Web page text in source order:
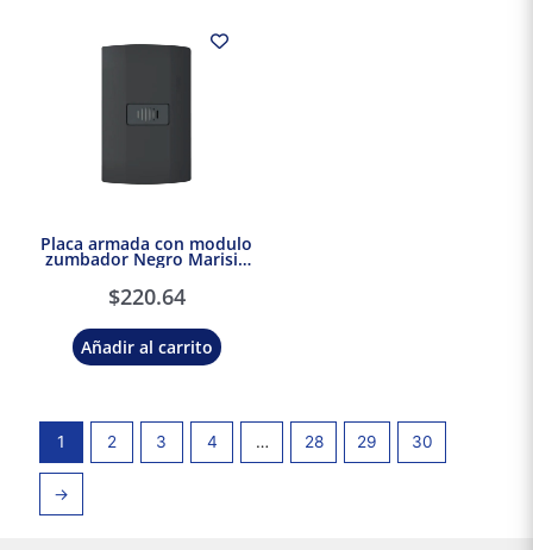
Placa armada con modulo
zumbador Negro Marisio
Black
$220.64
Añadir al carrito
1 2 3 4 … 28 29 30
→